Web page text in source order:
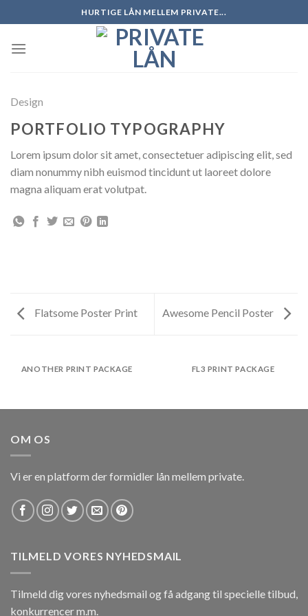
to
content
HURTIGE LÅN MELLEM PRIVATE...
Design
PORTFOLIO TYPOGRAPHY
Lorem ipsum dolor sit amet, consectetuer adipiscing elit, sed
diam nonummy nibh euismod tincidunt ut laoreet dolore
magna aliquam erat volutpat.
Flatsome Poster Print Awesome Pencil Poster
ANOTHER PRINT PACKAGE FL3 PRINT PACKAGE
OM OS
Vi er en platform der formidler lån mellem private.
TILMELD VORES NYHEDSMAIL
Tilmeld dig vores nyhedsmail og få adgang til specielle tilbud,
konkurrencer m.m.